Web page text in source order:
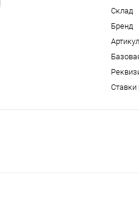
Склад
Бренд
Артикул
Ставки